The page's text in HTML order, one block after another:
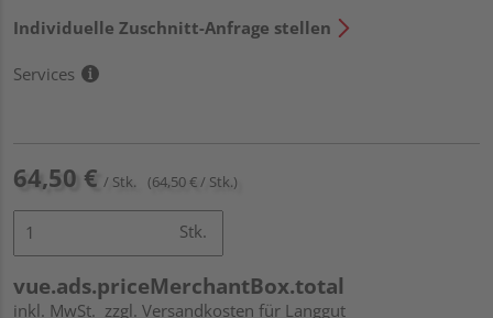
Individuelle Zuschnitt-Anfrage stellen
Services
64,50 € / Stk. (64,50 € / Stk.)
Stk.
vue.ads.priceMerchantBox.total
inkl. MwSt. zzgl. Versandkosten für Langgut